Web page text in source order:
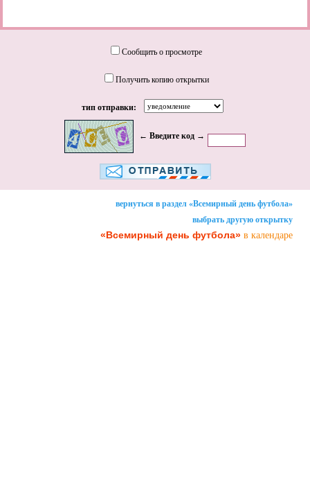
Сообщить о просмотре
Получить копию открытки
тип отправки:
← Введите код →
вернуться в раздел «Всемирный день футбола»
выбрать другую открытку
«Всемирный день футбола» в календаре